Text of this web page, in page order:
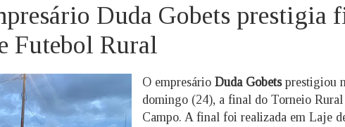
Duda Gobets prestigia
Futebol Rural
O empresário Duda Gobetsprestigiou
domingo (24), a final do Torneio Rural
Campo. A final foi realizada em Laje